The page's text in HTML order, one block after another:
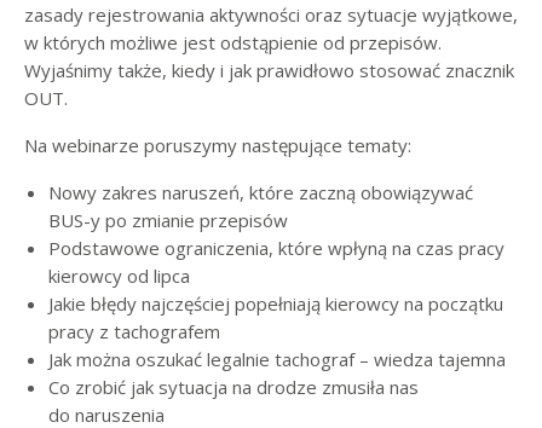
zasady rejestrowania aktywności oraz sytuacje wyjątkowe,
w których możliwe jest odstąpienie od przepisów.
Wyjaśnimy także, kiedy i jak prawidłowo stosować znacznik
OUT.
Na webinarze poruszymy następujące tematy:
Nowy zakres naruszeń, które zaczną obowiązywać
BUS-y po zmianie przepisów
Podstawowe ograniczenia, które wpłyną na czas pracy
kierowcy od lipca
Jakie błędy najczęściej popełniają kierowcy na początku
pracy z tachografem
Jak można oszukać legalnie tachograf – wiedza tajemna
Co zrobić jak sytuacja na drodze zmusiła nas
do naruszenia